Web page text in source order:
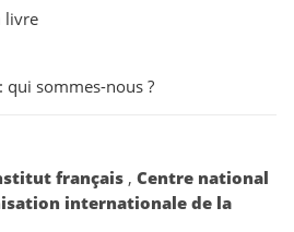
livre
sommes-nous ?
français , Centre national
internationale de la